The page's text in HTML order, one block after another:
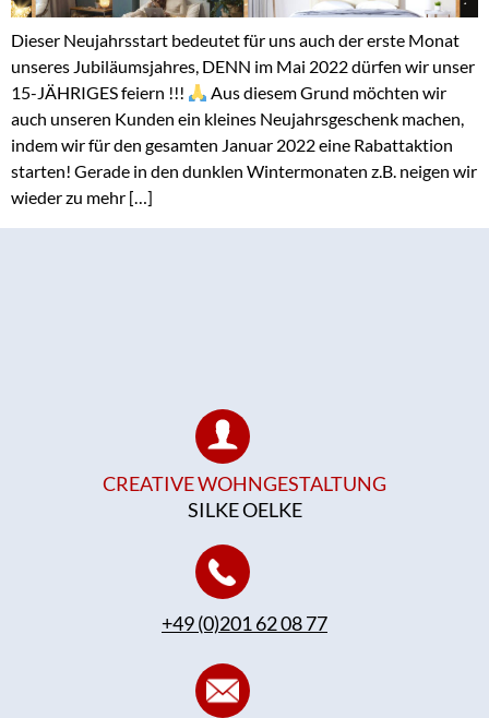
Dieser Neujahrsstart bedeutet für uns auch der erste Monat
unseres Jubiläumsjahres, DENN im Mai 2022 dürfen wir unser
15-JÄHRIGES feiern !!!
Aus diesem Grund möchten wir
auch unseren Kunden ein kleines Neujahrsgeschenk machen,
indem wir für den gesamten Januar 2022 eine Rabattaktion
starten! Gerade in den dunklen Wintermonaten z.B. neigen wir
wieder zu mehr […]
CREATIVE WOHNGESTALTUNG
SILKE OELKE
+49 (0)201 62 08 77